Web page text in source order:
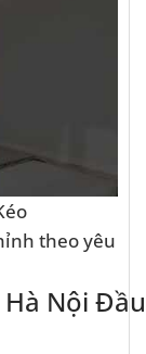
theo yêu
Nội